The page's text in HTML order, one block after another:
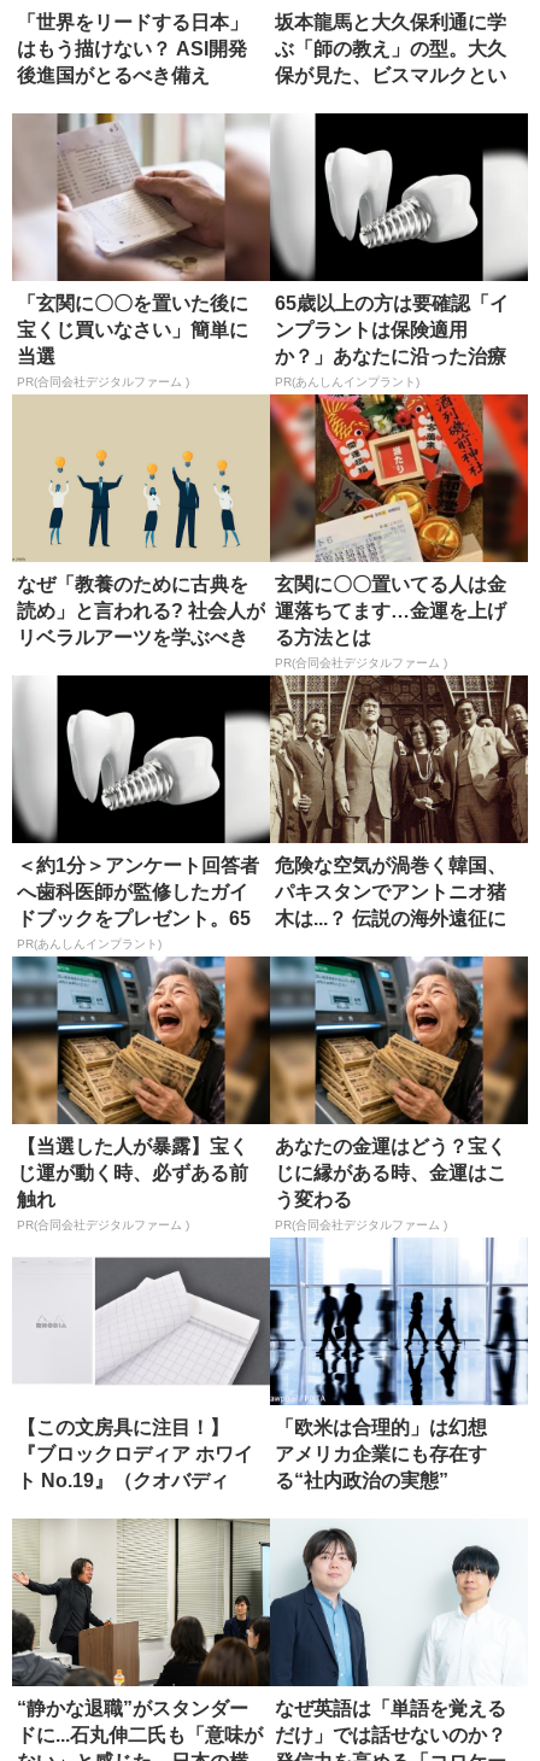
「世界をリードする日本」
はもう描けない？ ASI開発
後進国がとるべき備え
坂本龍馬と大久保利通に学
ぶ「師の教え」の型。大久
保が見た、ビスマルクとい
「玄関に〇〇を置いた後に
宝くじ買いなさい」簡単に
当選
PR(合同会社デジタルファーム )
65歳以上の方は要確認「イ
ンプラントは保険適用
か？」あなたに沿った治療
法や費用を...
PR(あんしんインプラント)
なぜ「教養のために古典を
読め」と言われる? 社会人が
リベラルアーツを学ぶべき
玄関に〇〇置いてる人は金
運落ちてます…金運を上げ
る方法とは
PR(合同会社デジタルファーム )
＜約1分＞アンケート回答者
へ歯科医師が監修したガイ
ドブックをプレゼント。65
歳以...
PR(あんしんインプラント)
危険な空気が渦巻く韓国、
パキスタンでアントニオ猪
木は...？ 伝説の海外遠征に
【当選した人が暴露】宝く
じ運が動く時、必ずある前
触れ
PR(合同会社デジタルファーム )
あなたの金運はどう？宝く
じに縁がある時、金運はこ
う変わる
PR(合同会社デジタルファーム )
【この文房具に注目！】
『ブロックロディア ホワイ
ト No.19』（クオバディ
「欧米は合理的」は幻想
アメリカ企業にも存在す
る“社内政治の実態”
“静かな退職”がスタンダー
ドに...石丸伸二氏も「意味が
なぜ英語は「単語を覚える
だけ」では話せないのか？